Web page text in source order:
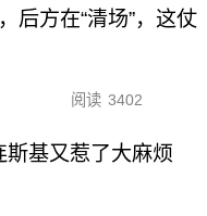
后方在“清场”，这仗
阅读 3402
基又惹了大麻烦